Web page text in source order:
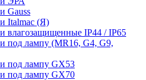
Gauss
Italmac (Я)
влагозащищенные IP44 / IP65
под лампу (MR16, G4, G9,
под лампу GX53
под лампу GX70